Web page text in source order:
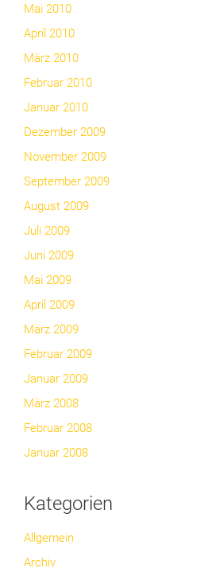
Mai 2010
April 2010
März 2010
Februar 2010
Januar 2010
Dezember 2009
November 2009
September 2009
August 2009
Juli 2009
Juni 2009
Mai 2009
April 2009
März 2009
Februar 2009
Januar 2009
März 2008
Februar 2008
Januar 2008
Kategorien
Allgemein
Archiv